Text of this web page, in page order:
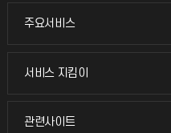
주요서비스
주요서비스
교무회의방송
서비스 지킴이
서비스 지킴이
묻고 답하기
관련사이트
관련사이트